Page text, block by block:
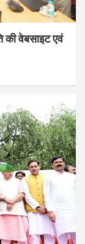
की वेबसाइट एवं